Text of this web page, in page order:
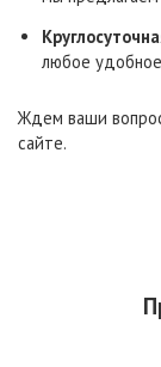
любое
Ждем ваши
сайте.